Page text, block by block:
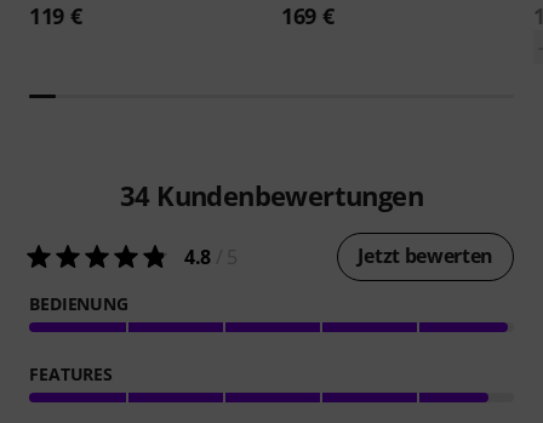
119 € 169 €
34 Kundenbewertungen
4.8 Jetzt bewerten
BEDIENUNG
FEATURES